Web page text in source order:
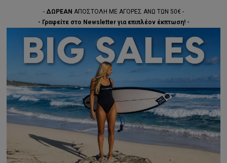
- ΔΩΡΕΑΝ ΑΠΟΣΤΟΛΗ ΜΕ ΑΓΟΡΕΣ ΑΝΩ ΤΩΝ 50€ -
- Γραφείτε στο Newsletter για επιπλέον έκπτωση! -